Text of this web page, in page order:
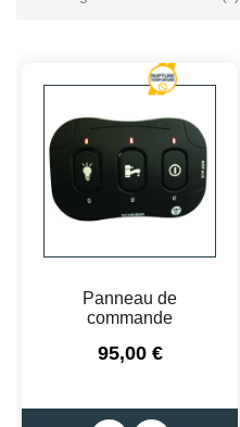
Panneau de
commande
Prix
95,00 €